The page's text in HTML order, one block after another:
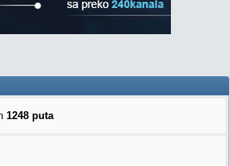
1248 puta